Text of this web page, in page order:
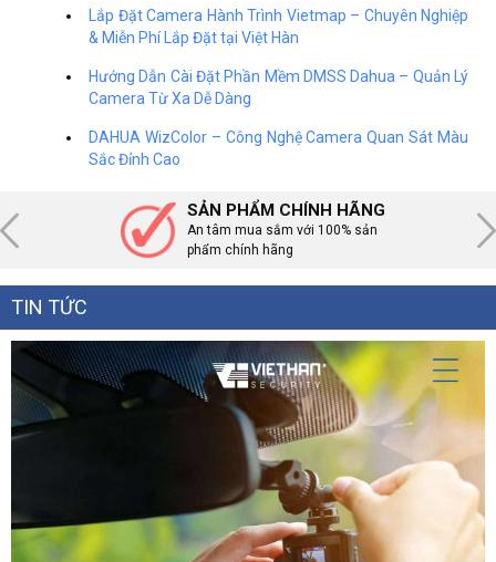
Lắp Đặt Camera Hành Trình Vietmap – Chuyên Nghiệp
& Miễn Phí Lắp Đặt tại Việt Hàn
Hướng Dẫn Cài Đặt Phần Mềm DMSS Dahua – Quản Lý
Camera Từ Xa Dễ Dàng
DAHUA WizColor – Công Nghệ Camera Quan Sát Màu
Sắc Đỉnh Cao
SẢN PHẨM CHÍNH HÃNG
An tâm mua sắm với 100% sản
phẩm chính hãng
TIN TỨC